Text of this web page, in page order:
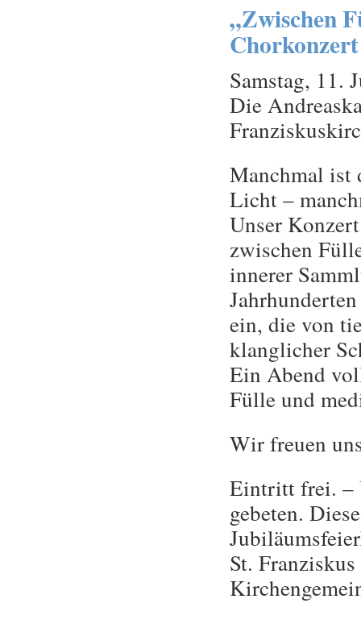
„Zwischen
Samstag, 11.
Die
Manchmal ist
Licht –
Unser
zwischen
innerer
ein, die von
klanglicher
Ein Abend
Fülle und
Wir freuen
Eintritt frei. –
gebeten.
St.